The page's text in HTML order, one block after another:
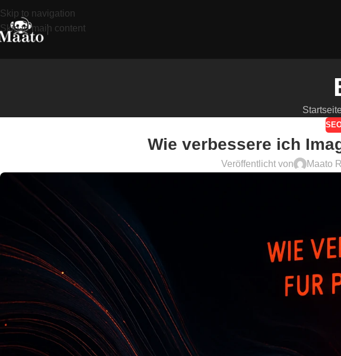
Skip to navigation
Skip to main content
Wie verbessere ich
Veröffentlicht von Maato